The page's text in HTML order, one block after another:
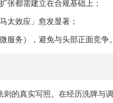
张都需建立在合规基础上；
马太效应」愈发显著；
微服务），避免与头部正面竞争。
的真实写照。在经历洗牌与